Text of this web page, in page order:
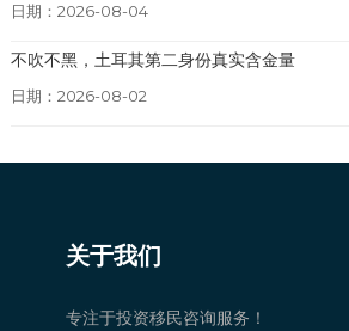
日期：2026-08-04
不吹不黑，土耳其第二身份真实含金量
日期：2026-08-02
关于我们
专注于投资移民咨询服务！